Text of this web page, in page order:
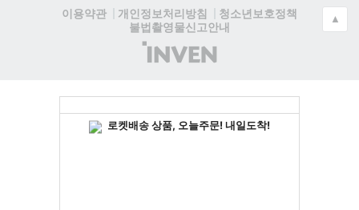
이용약관
개인정보처리방침
청소년보호정책
불법촬영물신고안내
(주)
인
▲